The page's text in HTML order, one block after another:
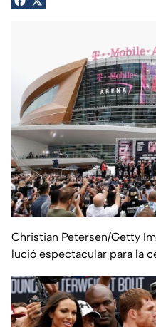
Christian Petersen/Getty
lució espectacular para la